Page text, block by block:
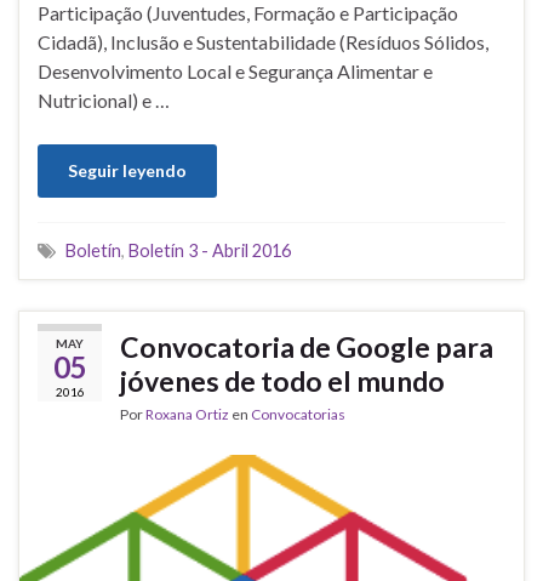
Participação (Juventudes, Formação e Participação
Cidadã), Inclusão e Sustentabilidade (Resíduos Sólidos,
Desenvolvimento Local e Segurança Alimentar e
Nutricional) e …
Seguir leyendo
Boletín, Boletín 3 - Abril 2016
MAY
05
2016
Convocatoria de Google para
jóvenes de todo el mundo
PorRoxana Ortiz en Convocatorias